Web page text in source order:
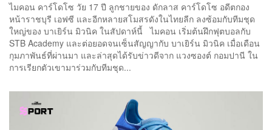
ไมคอน คาร์โดโซ วัย 17 ปี ลูกชายของ ดักลาส คาร์โดโซ อดีตกอง
หน้าราชบุรี เอฟซี และอีกหลายสโมสรดังในไทยลีก ลงซ้อมกับทีมชุด
ใหญ่ของ บาเยิร์น มิวนิค ในสัปดาห์นี้ ไมคอน เริ่มต้นฝึกฟุตบอลกับ
STB Academy และต่อยอดจนเซ็นสัญญากับ บาเยิร์น มิวนิค เมื่อเดือน
กุมภาพันธ์ที่ผ่านมา และล่าสุดได้รับข่าวดีจาก แวงซองต์ กอมปานี ใน
การเรียกตัวเขามาร่วมกับทีมชุด...